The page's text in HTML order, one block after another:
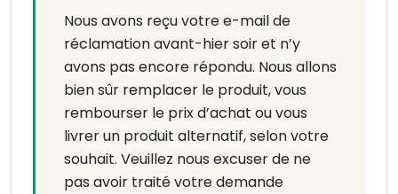
Nous avons reçu votre e-mail de
réclamation avant-hier soir et n’y
avons pas encore répondu. Nous allons
bien sûr remplacer le produit, vous
rembourser le prix d’achat ou vous
livrer un produit alternatif, selon votre
souhait. Veuillez nous excuser de ne
pas avoir traité votre demande